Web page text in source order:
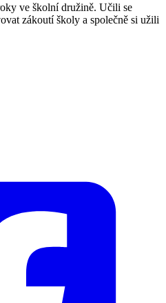
ve školní družině. Učili se
zákoutí školy a společně si užili